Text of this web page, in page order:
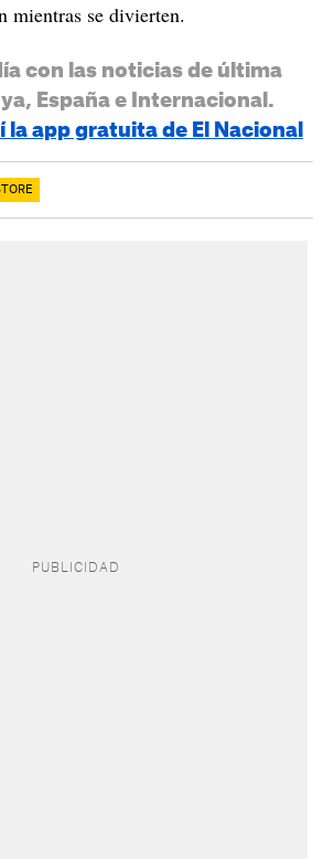
mientras se divierten.
con las noticias de última
España e Internacional.
la app gratuita de El Nacional